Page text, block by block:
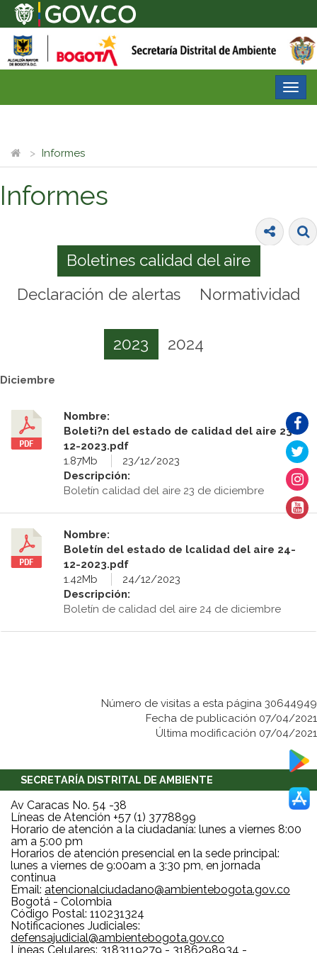
Informes
Informes
Boletines calidad del aire
Declaración de alertas
Normatividad
2023 2024
Diciembre
Nombre:
Boleti?n del estado de calidad del aire 23-
12-2023.pdf
1.87Mb
23/12/2023
Descripción:
Boletín calidad del aire 23 de diciembre
Nombre:
Boletín del estado de lcalidad del aire 24-
12-2023.pdf
1.42Mb
24/12/2023
Descripción:
Boletín de calidad del aire 24 de diciembre
Número de visitas a esta página 30644949
Fecha de publicación 07/04/2021
Última modificación 07/04/2021
SECRETARÍA DISTRITAL DE AMBIENTE
Av Caracas No. 54 -38
Líneas de Atención +57 (1) 3778899
Horario de atención a la ciudadanía: lunes a viernes 8:00
am a 5:00 pm
Horarios de atención presencial en la sede principal:
lunes a viernes de 9:00am a 3:30 pm, en jornada
continua
Email: atencionalciudadano@ambientebogota.gov.co
Bogotá - Colombia
Código Postal: 110231324
Notificaciones Judiciales:
defensajudicial@ambientebogota.gov.co
Líneas Celulares: 3183119279 - 3186298934 -